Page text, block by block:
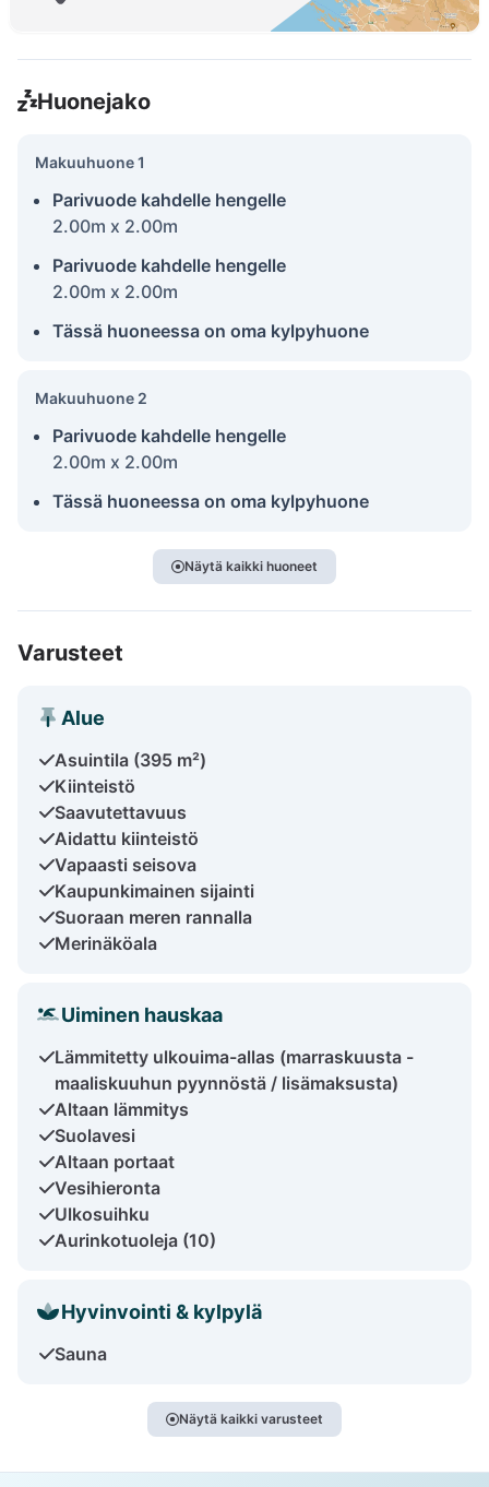
Huonejako
Makuuhuone 1
Parivuode kahdelle hengelle
2.00m x 2.00m
Parivuode kahdelle hengelle
2.00m x 2.00m
Tässä huoneessa on oma kylpyhuone
Makuuhuone 2
Parivuode kahdelle hengelle
2.00m x 2.00m
Tässä huoneessa on oma kylpyhuone
Näytä kaikki huoneet
Varusteet
Alue
Asuintila (395 m²)
Kiinteistö
Saavutettavuus
Aidattu kiinteistö
Vapaasti seisova
Kaupunkimainen sijainti
Suoraan meren rannalla
Merinäköala
Uiminen hauskaa
Lämmitetty ulkouima-allas (marraskuusta -
maaliskuuhun pyynnöstä / lisämaksusta)
Altaan lämmitys
Suolavesi
Altaan portaat
Vesihieronta
Ulkosuihku
Aurinkotuoleja (10)
Hyvinvointi & kylpylä
Sauna
Näytä kaikki varusteet